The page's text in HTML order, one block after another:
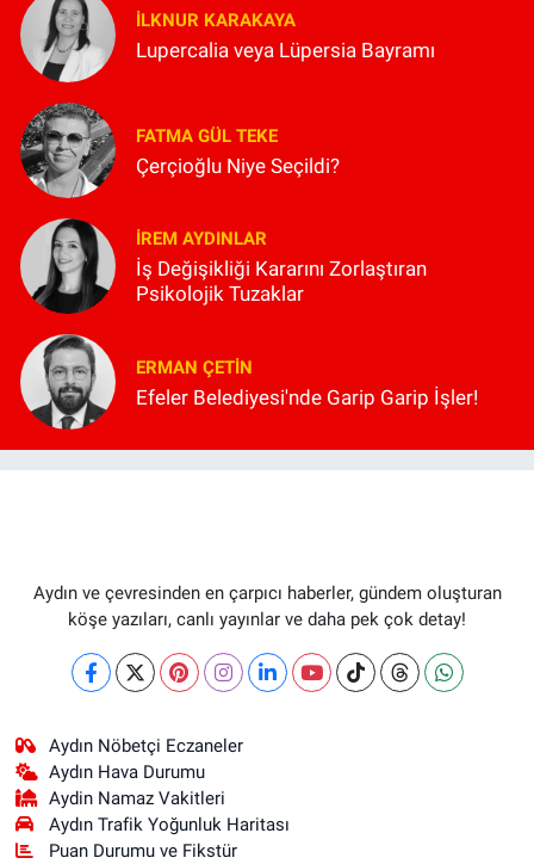
İLKNUR KARAKAYA
Lupercalia veya Lüpersia Bayramı
FATMA GÜL TEKE
Çerçioğlu Niye Seçildi?
İREM AYDINLAR
İş Değişikliği Kararını Zorlaştıran
Psikolojik Tuzaklar
ERMAN ÇETIN
Efeler Belediyesi'nde Garip Garip İşler!
Aydın ve çevresinden en çarpıcı haberler, gündem oluşturan
köşe yazıları, canlı yayınlar ve daha pek çok detay!
Aydın Nöbetçi Eczaneler
Aydın Hava Durumu
Aydin Namaz Vakitleri
Aydın Trafik Yoğunluk Haritası
Puan Durumu ve Fikstür